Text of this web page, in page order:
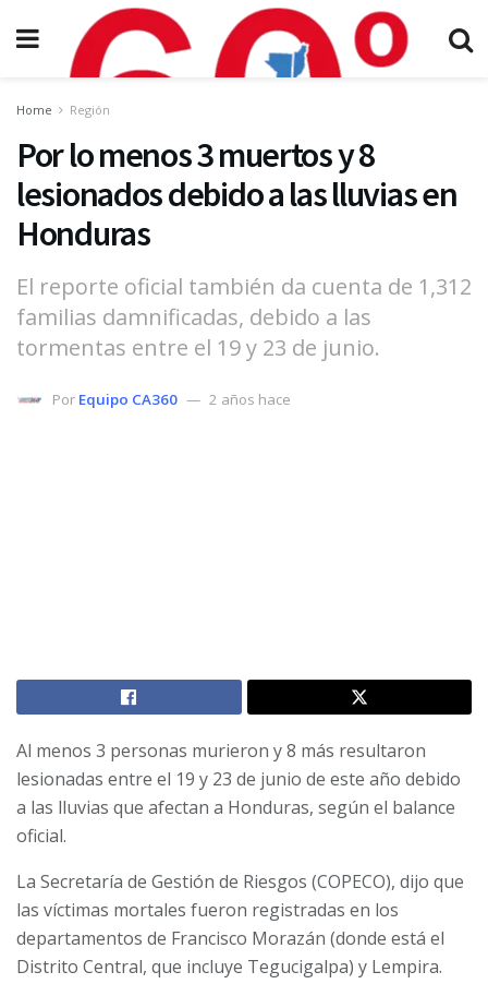
Home Región
Por lo menos 3 muertos y 8
lesionados debido a las lluvias en
Honduras
El reporte oficial también da cuenta de 1,312
familias damnificadas, debido a las
tormentas entre el 19 y 23 de junio.
Por Equipo CA360 2 años hace
Al menos 3 personas murieron y 8 más resultaron
lesionadas entre el 19 y 23 de junio de este año debido
a las lluvias que afectan a Honduras, según el balance
oficial.
La Secretaría de Gestión de Riesgos (COPECO), dijo que
las víctimas mortales fueron registradas en los
departamentos de Francisco Morazán (donde está el
Distrito Central, que incluye Tegucigalpa) y Lempira.